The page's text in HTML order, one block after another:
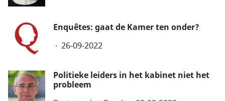
Enquêtes: gaat de Kamer ten onder?
26-09-2022
Politieke leiders in het kabinet niet het
probleem